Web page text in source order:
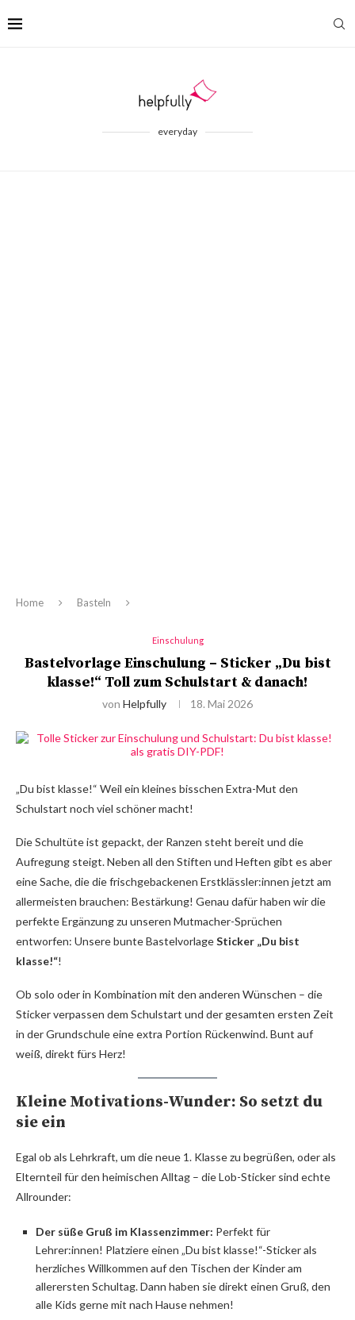
everyday
Home Basteln
Einschulung
Bastelvorlage Einschulung – Sticker „Du bist
klasse!“ Toll zum Schulstart & danach!
von Helpfully 18. Mai 2026
„Du bist klasse!“ Weil ein kleines bisschen Extra-Mut den
Schulstart noch viel schöner macht!
Die Schultüte ist gepackt, der Ranzen steht bereit und die
Aufregung steigt. Neben all den Stiften und Heften gibt es aber
eine Sache, die die frischgebackenen Erstklässler:innen jetzt am
allermeisten brauchen: Bestärkung! Genau dafür haben wir die
perfekte Ergänzung zu unseren Mutmacher-Sprüchen
entworfen: Unsere bunte BastelvorlageSticker „Du bist
klasse!“!
Ob solo oder in Kombination mit den anderen Wünschen – die
Sticker verpassen dem Schulstart und der gesamten ersten Zeit
in der Grundschule eine extra Portion Rückenwind. Bunt auf
weiß, direkt fürs Herz!
Kleine Motivations-Wunder: So setzt du
sie ein
Egal ob als Lehrkraft, um die neue 1. Klasse zu begrüßen, oder als
Elternteil für den heimischen Alltag – die Lob-Sticker sind echte
Allrounder:
Der süße Gruß im Klassenzimmer: Perfekt für
Lehrer:innen! Platziere einen „Du bist klasse!“-Sticker als
herzliches Willkommen auf den Tischen der Kinder am
allerersten Schultag. Dann haben sie direkt einen Gruß, den
alle Kids gerne mit nach Hause nehmen!